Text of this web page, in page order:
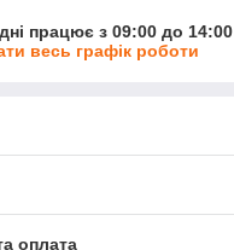
працює з 09:00 до 14:00
весь графік роботи
оплата